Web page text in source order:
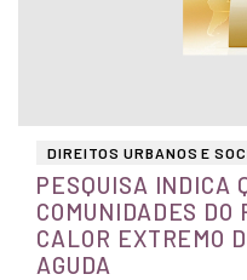
DIREITOS URBANOS E
PESQUISA INDICA
COMUNIDADES DO
CALOR EXTREMO
AGUDA